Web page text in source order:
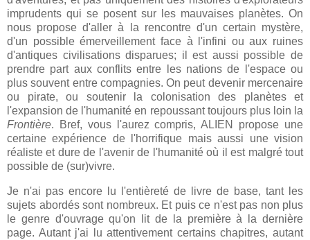
imprudents qui se posent sur les mauvaises planètes. On
nous propose d'aller à la rencontre d'un certain mystère,
d'un possible émerveillement face à l'infini ou aux ruines
d'antiques civilisations disparues; il est aussi possible de
prendre part aux conflits entre les nations de l'espace ou
plus souvent entre compagnies. On peut devenir mercenaire
ou pirate, ou soutenir la colonisation des planètes et
l'expansion de l'humanité en repoussant toujours plus loin la
Frontière. Bref, vous l'aurez compris, ALIEN propose une
certaine expérience de l'horrifique mais aussi une vision
réaliste et dure de l'avenir de l'humanité où il est malgré tout
possible de (sur)vivre.
Je n'ai pas encore lu l'entièreté de livre de base, tant les
sujets abordés sont nombreux. Et puis ce n'est pas non plus
le genre d'ouvrage qu'on lit de la première à la dernière
page. Autant j'ai lu attentivement certains chapitres, autant